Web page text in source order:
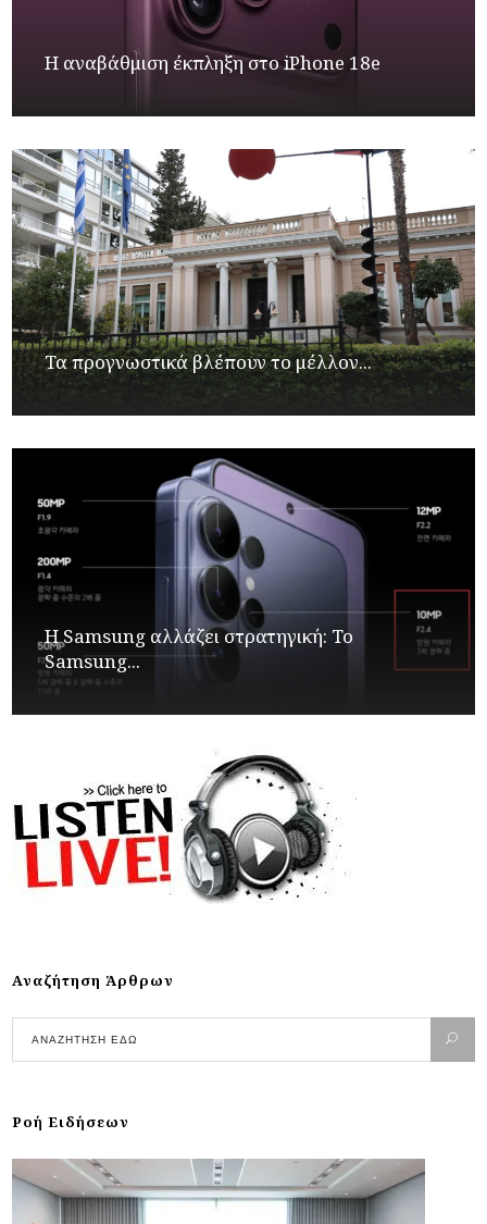
Η αναβάθμιση έκπληξη στο iPhone 18e
Τα προγνωστικά βλέπουν το μέλλον...
Η Samsung αλλάζει στρατηγική: Το
Samsung...
Αναζήτηση Άρθρων
Ροή Ειδήσεων